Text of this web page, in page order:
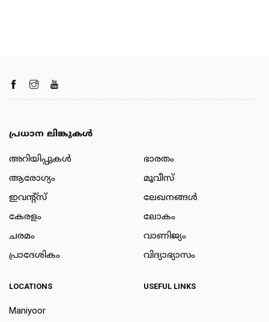
പ്രധാന ലിങ്കുകൾ
അറിയിപ്പുകള്‍
ആരോഗ്യം
ഇവന്റ്സ്
കേരളം
ചരമം
പ്രാദേശികം
ഭാരതം
മൂവീസ്
ലേഖനങ്ങള്‍
ലോകം
വാണിജ്യം
വിദ്യാഭ്യാസം
LOCATIONS
Maniyoor
USEFUL LINKS